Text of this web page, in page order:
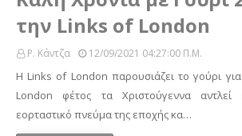
την Links of London
Ρ. Κάντζα 12/09/2021 04:27:00 Π.μ.
H Links of London παρουσιάζει το γούρι
London φέτος τα Χριστούγεννα
εορταστικό πνεύμα της εποχής κα…